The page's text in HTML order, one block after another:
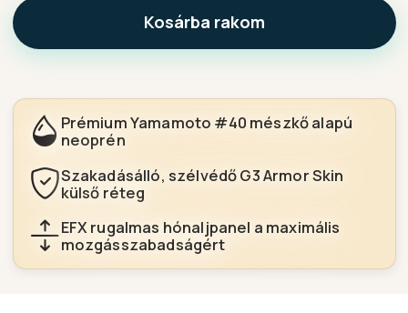
Kosárba rakom
Prémium Yamamoto #40 mészkő alapú
neoprén
Szakadásálló, szélvédő G3 Armor Skin
külső réteg
EFX rugalmas hónaljpanel a maximális
mozgásszabadságért